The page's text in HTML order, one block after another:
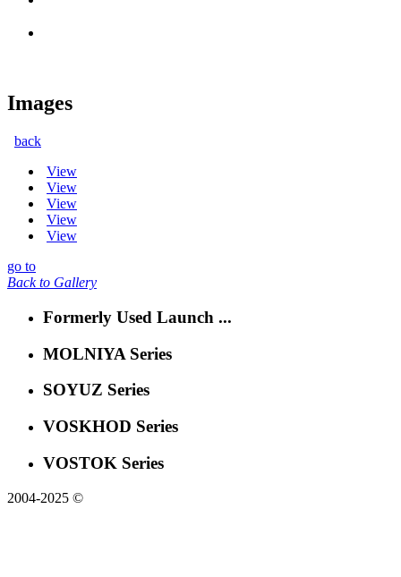
Images
back
View
View
View
View
View
go to
Back to Gallery
Formerly Used Launch ...
MOLNIYA Series
SOYUZ Series
VOSKHOD Series
VOSTOK Series
2004-2025 ©